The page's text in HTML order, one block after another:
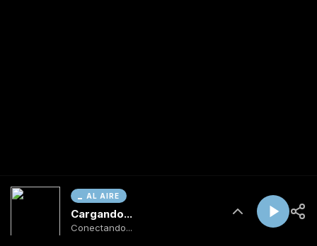
AL AIRE
Cargando...
Conectando...